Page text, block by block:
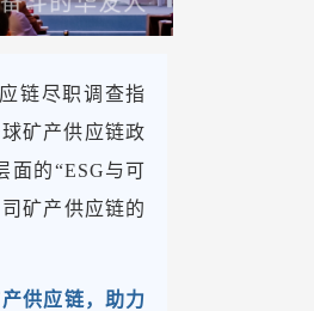
链尽职调查指
矿产供应链政
面的“ESG与可
矿产供应链的
供应链，助力